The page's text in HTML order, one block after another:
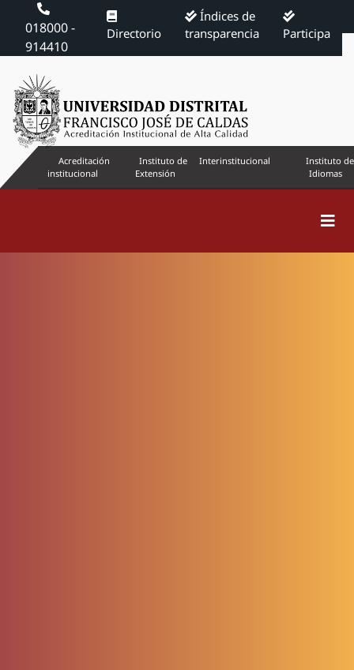
018000 -
914410
Directorio
Índices de
transparencia
Participa
Acreditación
institucional
Instituto de
Extensión
Interinstitucional
Instituto de
Idiomas